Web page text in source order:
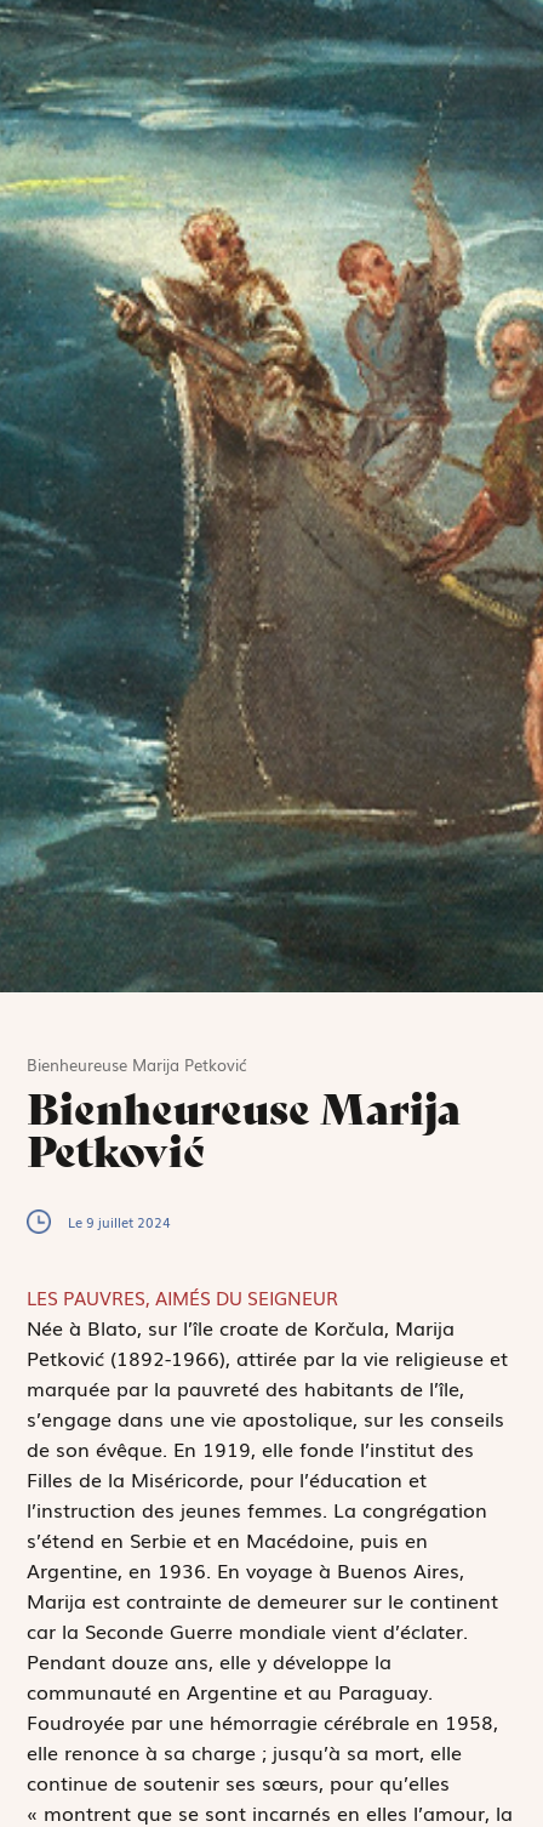
Bienheureuse Marija Petković
Bienheureuse Marija
Petković
Le 9 juillet 2024
LES PAUVRES, AIMÉS DU SEIGNEUR
Née à Blato, sur l’île croate de Korčula, Marija
Petković (1892-1966), attirée par la vie religieuse et
marquée par la pauvreté des habitants de l’île,
s’engage dans une vie apostolique, sur les conseils
de son évêque. En 1919, elle fonde l’institut des
Filles de la Miséricorde, pour l’éducation et
l’instruction des jeunes femmes. La congrégation
s’étend en Serbie et en Macédoine, puis en
Argentine, en 1936. En voyage à Buenos Aires,
Marija est contrainte de demeurer sur le continent
car la Seconde Guerre mondiale vient d’éclater.
Pendant douze ans, elle y développe la
communauté en Argentine et au Paraguay.
Foudroyée par une hémorragie cérébrale en 1958,
elle renonce à sa charge ; jusqu’à sa mort, elle
continue de soutenir ses sœurs, pour qu’elles
« montrent que se sont incarnés en elles l’amour, la